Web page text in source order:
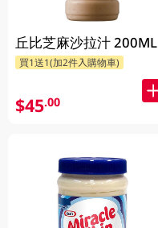
丘比芝麻沙拉汁 200ML
買1送1(加2件入購物車)
$45.00